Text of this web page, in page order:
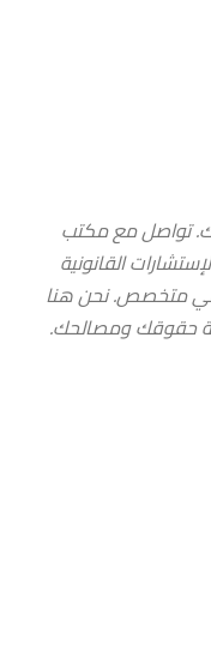
تواصل مع مكتب
القانونية
متخصص. نحن هنا
حقوقك ومصالحك.